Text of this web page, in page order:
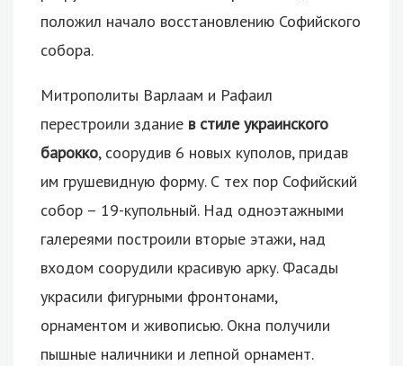
положил начало восстановлению Софийского
собора.
Митрополиты Варлаам и Рафаил
перестроили здание в стиле украинского
барокко, соорудив 6 новых куполов, придав
им грушевидную форму. С тех пор Софийский
собор – 19-купольный. Над одноэтажными
галереями построили вторые этажи, над
входом соорудили красивую арку. Фасады
украсили фигурными фронтонами,
орнаментом и живописью. Окна получили
пышные наличники и лепной орнамент.